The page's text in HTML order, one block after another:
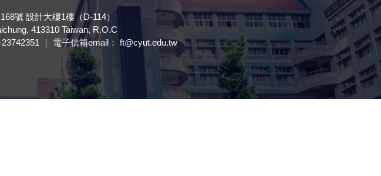
號 設計大樓1樓（D-114）
413310 Taiwan, R.O.C
｜ 電子信箱email： ft@cyut.edu.tw